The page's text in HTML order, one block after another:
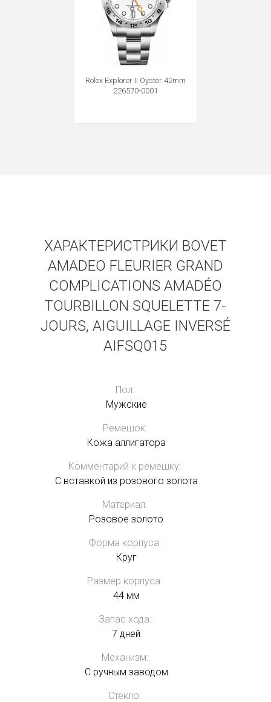
Rolex Explorer II Oyster 42mm
226570-0001
ХАРАКТЕРИСТРИКИ BOVET
AMADEO FLEURIER GRAND
COMPLICATIONS AMADÉO
TOURBILLON SQUELETTE 7-
JOURS, AIGUILLAGE INVERSÉ
AIFSQ015
Пол:
Мужские
Ремешок:
Кожа аллигатора
Комментарий к ремешку:
С вставкой из розового золота
Материал:
Розовое золото
Форма корпуса:
Круг
Размер корпуса:
44 мм
Запас хода:
7 дней
Механизм:
С ручным заводом
Стекло:
Получать на почту